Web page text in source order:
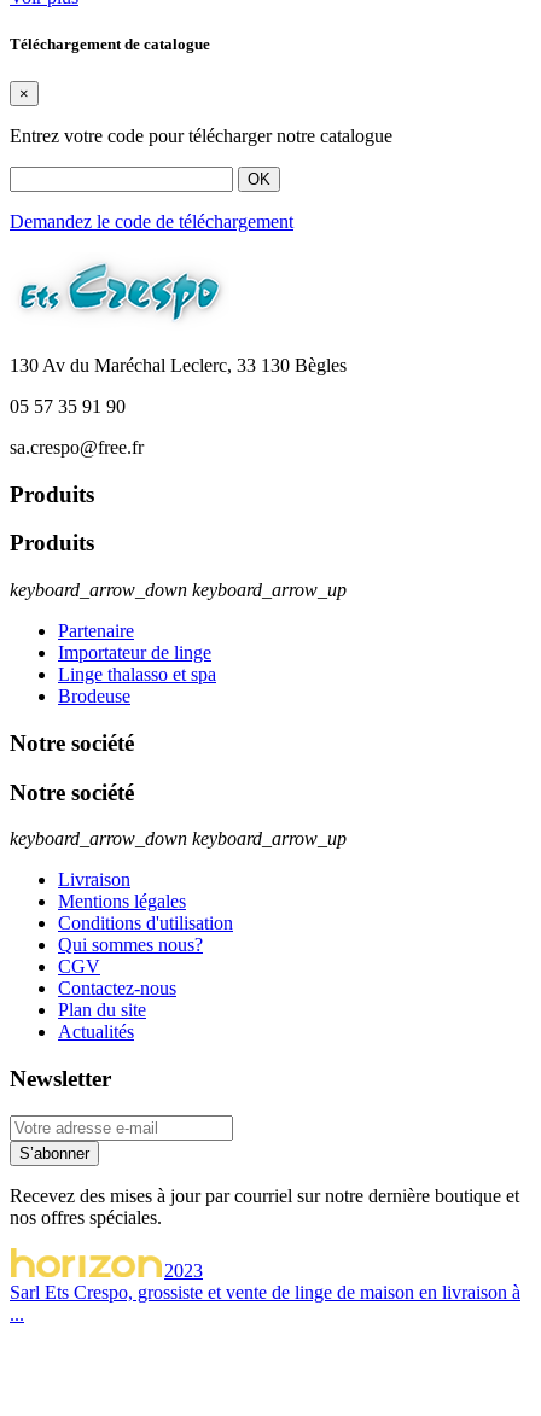
Téléchargement de catalogue
×
Entrez votre code pour télécharger notre catalogue
OK
Demandez le code de téléchargement
130 Av du Maréchal Leclerc, 33 130 Bègles
05 57 35 91 90
sa.crespo@free.fr
Produits
Produits
keyboard_arrow_down keyboard_arrow_up
Partenaire
Importateur de linge
Linge thalasso et spa
Brodeuse
Notre société
Notre société
keyboard_arrow_down keyboard_arrow_up
Livraison
Mentions légales
Conditions d'utilisation
Qui sommes nous?
CGV
Contactez-nous
Plan du site
Actualités
Newsletter
S’abonner
Recevez des mises à jour par courriel sur notre dernière boutique et
nos offres spéciales.
2023
Sarl Ets Crespo, grossiste et vente de linge de maison en livraison à
...